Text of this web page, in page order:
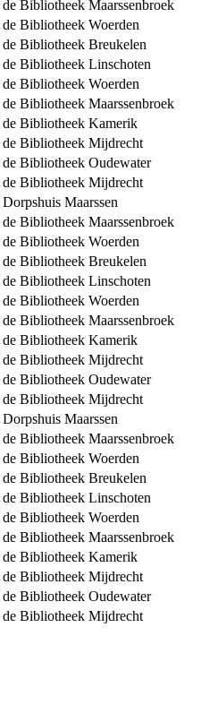
de Bibliotheek Maarssenbroek
de Bibliotheek Woerden
de Bibliotheek Breukelen
de Bibliotheek Linschoten
de Bibliotheek Woerden
de Bibliotheek Maarssenbroek
de Bibliotheek Kamerik
de Bibliotheek Mijdrecht
de Bibliotheek Oudewater
de Bibliotheek Mijdrecht
Dorpshuis Maarssen
de Bibliotheek Maarssenbroek
de Bibliotheek Woerden
de Bibliotheek Breukelen
de Bibliotheek Linschoten
de Bibliotheek Woerden
de Bibliotheek Maarssenbroek
de Bibliotheek Kamerik
de Bibliotheek Mijdrecht
de Bibliotheek Oudewater
de Bibliotheek Mijdrecht
Dorpshuis Maarssen
de Bibliotheek Maarssenbroek
de Bibliotheek Woerden
de Bibliotheek Breukelen
de Bibliotheek Linschoten
de Bibliotheek Woerden
de Bibliotheek Maarssenbroek
de Bibliotheek Kamerik
de Bibliotheek Mijdrecht
de Bibliotheek Oudewater
de Bibliotheek Mijdrecht